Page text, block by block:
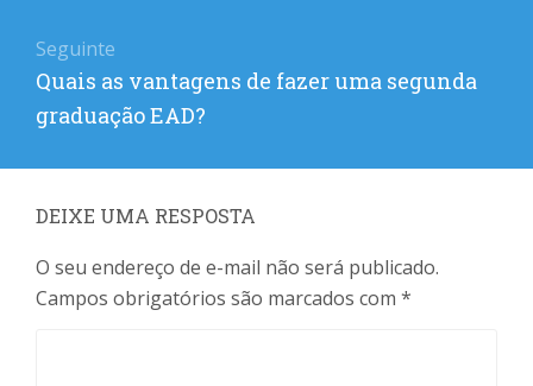
Seguinte
Próximo
post:
Quais as vantagens de fazer uma segunda
graduação EAD?
DEIXE UMA RESPOSTA
O seu endereço de e-mail não será publicado.
Campos obrigatórios são marcados com *